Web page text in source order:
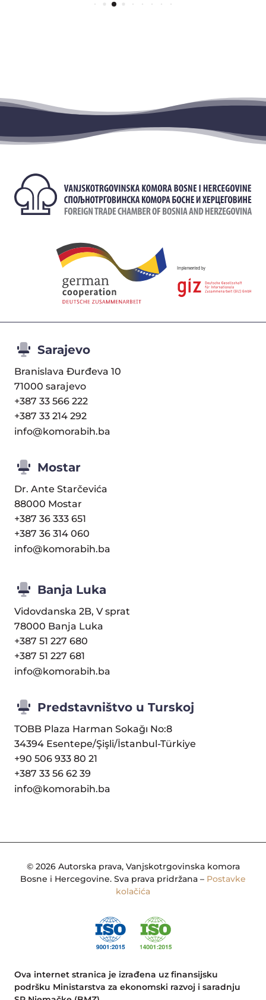
Sarajevo
Branislava Đurđeva 10
71000 sarajevo
+387 33 566 222
+387 33 214 292
info@komorabih.ba
Mostar
Dr. Ante Starčevića
88000 Mostar
+387 36 333 651
+387 36 314 060
info@komorabih.ba
Banja Luka
Vidovdanska 2B, V sprat
78000 Banja Luka
+387 51 227 680
+387 51 227 681
info@komorabih.ba
Predstavništvo u Turskoj
TOBB Plaza Harman Sokağı No:8
34394 Esentepe/Şişli/İstanbul-Türkiye
+90 506 933 80 21
+387 33 56 62 39
info@komorabih.ba
© 2026 Autorska prava, Vanjskotrgovinska komora
Bosne i Hercegovine. Sva prava pridržana – Postavke
kolačića
Ova internet stranica je izrađena uz finansijsku
podršku Ministarstva za ekonomski razvoj i saradnju